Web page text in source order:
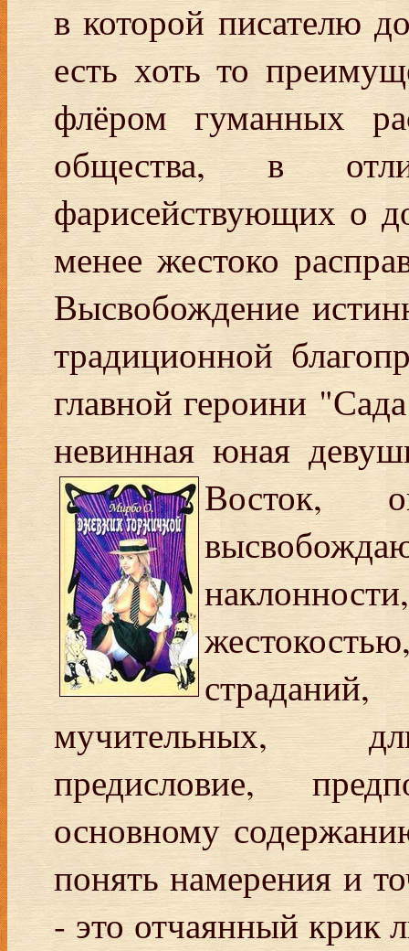
в которой писателю
есть хоть то
флёром гуманных
общества, в
фарисействующих о
менее жестоко
Высвобождение
традиционной
главной героини
невинная юная
Восток,
мучительных,
предисловие,
основному
понять намерения и
- это отчаянный крик